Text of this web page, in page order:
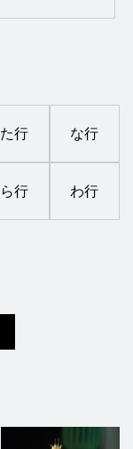
た行 な行
ら行 わ行